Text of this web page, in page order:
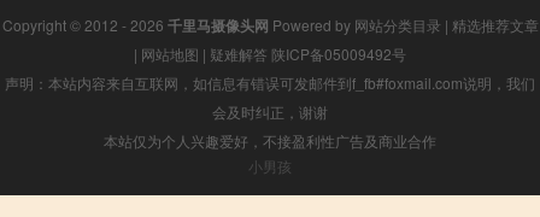
Copyright © 2012 - 2026 千里马摄像头网 Powered by 网站分类目录 | 精选推荐文章
| 网站地图 | 疑难解答 陕ICP备05009492号
声明：本站内容来自互联网，如信息有错误可发邮件到f_fb#foxmail.com说明，我们
会及时纠正，谢谢
本站仅为个人兴趣爱好，不接盈利性广告及商业合作
小男孩